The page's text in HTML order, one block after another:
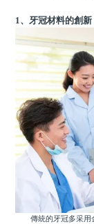
1、牙冠材料的創新
傳統的牙冠多采用金